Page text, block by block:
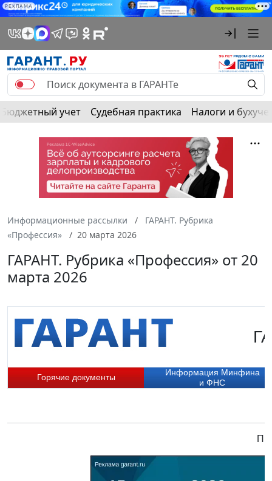
РЕКЛАМА
Бюджетный учет Судебная практика Налоги и
Информационные рассылки
ГАРАНТ. Рубрика
«Профессия»
20 марта 2026
ГАРАНТ. Рубрика «Профессия» от 20
марта 2026
Горячие документы
Информация Минфина
и ФНС